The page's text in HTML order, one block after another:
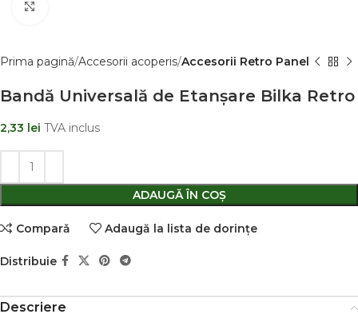
Prima pagină Accesorii acoperis Accesorii Retro Panel
Bandă Universală de Etanșare Bilka Retro
2,33 lei TVA inclus
ADAUGĂ ÎN COȘ
Comparǎ Adaugă la lista de dorințe
Distribuie
Descriere